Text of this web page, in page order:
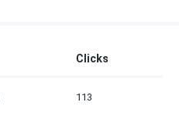
Clicks
113